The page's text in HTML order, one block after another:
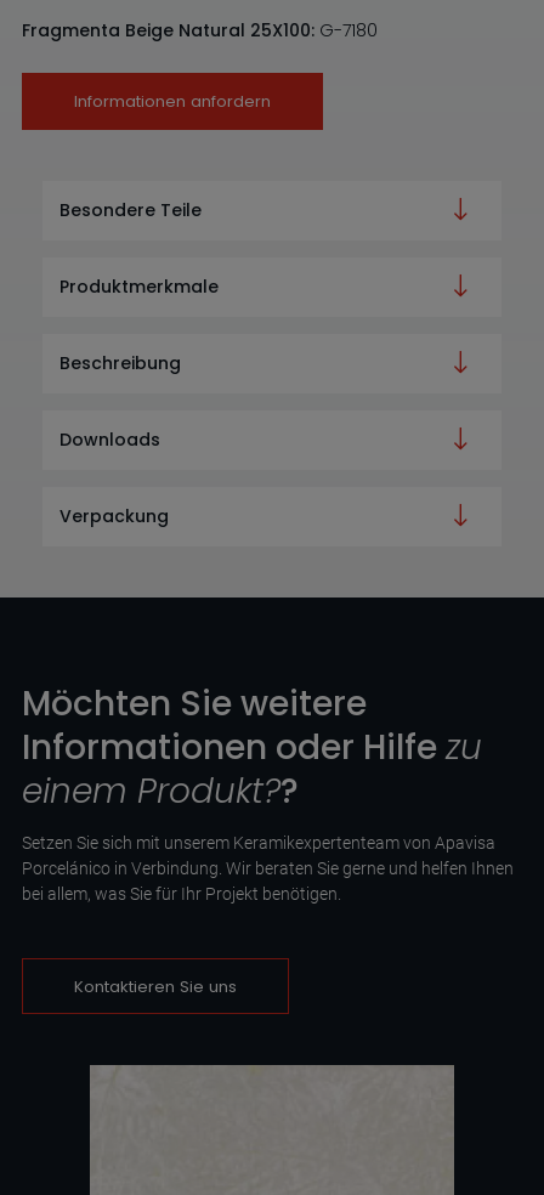
Fragmenta Beige Natural 25X100: G-7180
Informationen anfordern
Besondere Teile
Produktmerkmale
Beschreibung
Downloads
Verpackung
Möchten Sie weitere
Informationen oder Hilfezu
einem Produkt??
Setzen Sie sich mit unserem Keramikexpertenteam von Apavisa
Porcelánico in Verbindung. Wir beraten Sie gerne und helfen Ihnen
bei allem, was Sie für Ihr Projekt benötigen.
Kontaktieren Sie uns